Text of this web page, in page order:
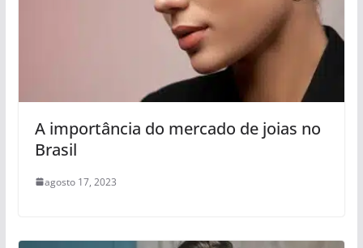
A importância do mercado de joias no
Brasil
agosto 17, 2023